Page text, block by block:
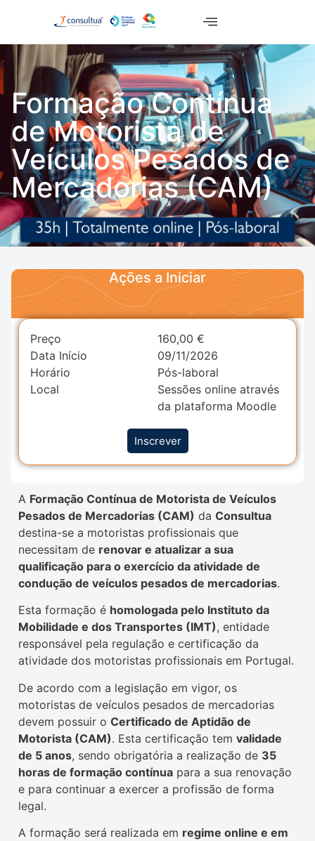
Formação Contínua
de Motorista de
Veículos Pesados de
Mercadorias (CAM)
A Formação Contínua de Motorista de Veículos
Pesados de Mercadorias (CAM) da Consultua
destina-se a motoristas profissionais que
necessitam de renovar e atualizar a sua
qualificação para o exercício da atividade de
condução de veículos pesados de mercadorias.
Esta formação é homologada pelo Instituto da
Mobilidade e dos Transportes (IMT), entidade
responsável pela regulação e certificação da
atividade dos motoristas profissionais em Portugal.
De acordo com a legislação em vigor, os
motoristas de veículos pesados de mercadorias
devem possuir o Certificado de Aptidão de
Motorista (CAM). Esta certificação tem validade
de 5 anos, sendo obrigatória a realização de 35
horas de formação contínua para a sua renovação
e para continuar a exercer a profissão de forma
legal.
A formação será realizada em regime online e em
Ações a Iniciar
Preço 160,00 €
Data Início
09/11/2026
Horário
Pós-laboral
Local
Sessões online através
da plataforma Moodle
Inscrever